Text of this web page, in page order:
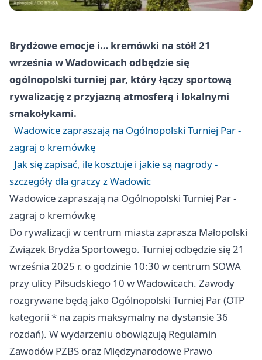
Brydżowe emocje i… kremówki na stół! 21
września w Wadowicach odbędzie się
ogólnopolski turniej par, który łączy sportową
rywalizację z przyjazną atmosferą i lokalnymi
smakołykami.
Wadowice zapraszają na Ogólnopolski Turniej Par -
zagraj o kremówkę
Jak się zapisać, ile kosztuje i jakie są nagrody -
szczegóły dla graczy z Wadowic
Wadowice zapraszają na Ogólnopolski Turniej Par -
zagraj o kremówkę
Do rywalizacji w centrum miasta zaprasza Małopolski
Związek Brydża Sportowego. Turniej odbędzie się 21
września 2025 r. o godzinie 10:30 w centrum SOWA
przy ulicy Piłsudskiego 10 w Wadowicach. Zawody
rozgrywane będą jako Ogólnopolski Turniej Par (OTP
kategorii * na zapis maksymalny na dystansie 36
rozdań). W wydarzeniu obowiązują Regulamin
Zawodów PZBS oraz Międzynarodowe Prawo